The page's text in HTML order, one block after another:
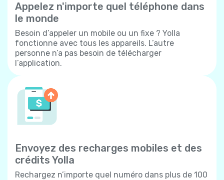
Appelez n'importe quel téléphone dans
le monde
Besoin d’appeler un mobile ou un fixe ? Yolla
fonctionne avec tous les appareils. L’autre
personne n’a pas besoin de télécharger
l’application.
Envoyez des recharges mobiles et des
crédits Yolla
Rechargez n’importe quel numéro dans plus de 100